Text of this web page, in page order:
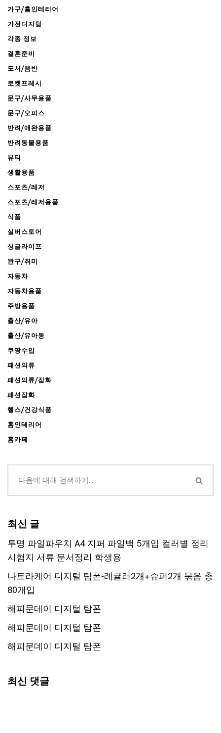
가구/홈인테리어
가전디지털
각종 정보
결혼준비
도서/음반
로켓프레시
문구/사무용품
문구/오피스
반려/애완용품
반려동물용품
뷰티
생활용품
스포츠/레저
스포츠/레저용품
식품
실버스토어
싱글라이프
완구/취미
자동차
자동차용품
주방용품
출산/유아
출산/유아동
쿠팡수입
패션의류
패션의류/잡화
패션잡화
헬스/건강식품
홈인테리어
홈카페
최신 글
투명 파일파우치 A4 지퍼 파일백 5개입 컬러별 정리
시험지 서류 문서정리 학생용
나트라케어 디지털 탐폰-레귤러2개+슈퍼2개 묶음 총
80개입
해피문데이 디지털 탐폰
해피문데이 디지털 탐폰
해피문데이 디지털 탐폰
최신 댓글